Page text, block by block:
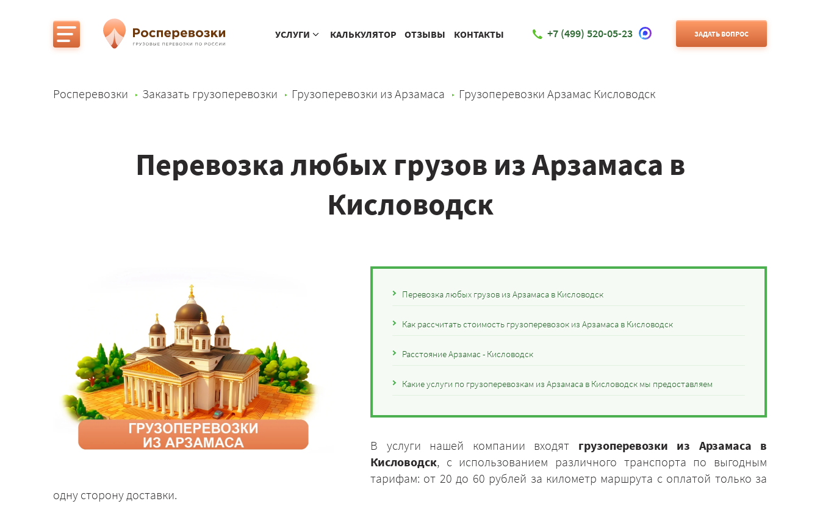
УСЛУГИ КАЛЬКУЛЯТОР ОТЗЫВЫ КОНТАКТЫ +7 (499) 520-05-23 ЗАДАТЬ ВОПРОС
Росперевозки Заказать грузоперевозки Грузоперевозки из Арзамаса Грузоперевозки Арзамас Кисловодск
Перевозка любых грузов из Арзамаса в
Кисловодск
Перевозка любых грузов из Арзамаса в Кисловодск
Как рассчитать стоимость грузоперевозок из Арзамаса в Кисловодск
Расстояние Арзамас - Кисловодск
Какие услуги по грузоперевозкам из Арзамаса в Кисловодск мы предоставляем
В услуги нашей компании входят грузоперевозки из Арзамаса в
Кисловодск, с использованием различного транспорта по выгодным
тарифам: от 20 до 60 рублей за километр маршрута с оплатой только за
одну сторону доставки.